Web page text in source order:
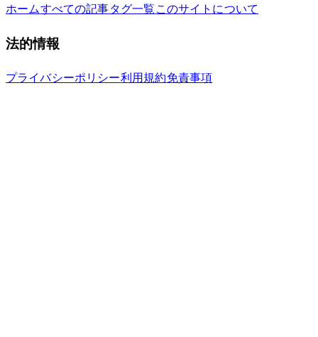
ホームすべての記事タグ一覧 このサイトについて
法的情報
プライバシーポリシー利用規約免責事項